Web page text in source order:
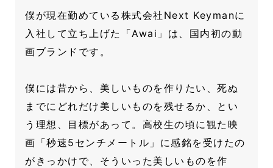
僕が現在勤めている株式会社Next Keymanに
入社して立ち上げた「Awai」は、国内初の動
画ブランドです。
僕には昔から、美しいものを作りたい、死ぬ
までにどれだけ美しいものを残せるか、とい
う理想、目標があって。高校生の頃に観た映
画「秒速5センチメートル」に感銘を受けたの
がきっかけで、そういった美しいものを作